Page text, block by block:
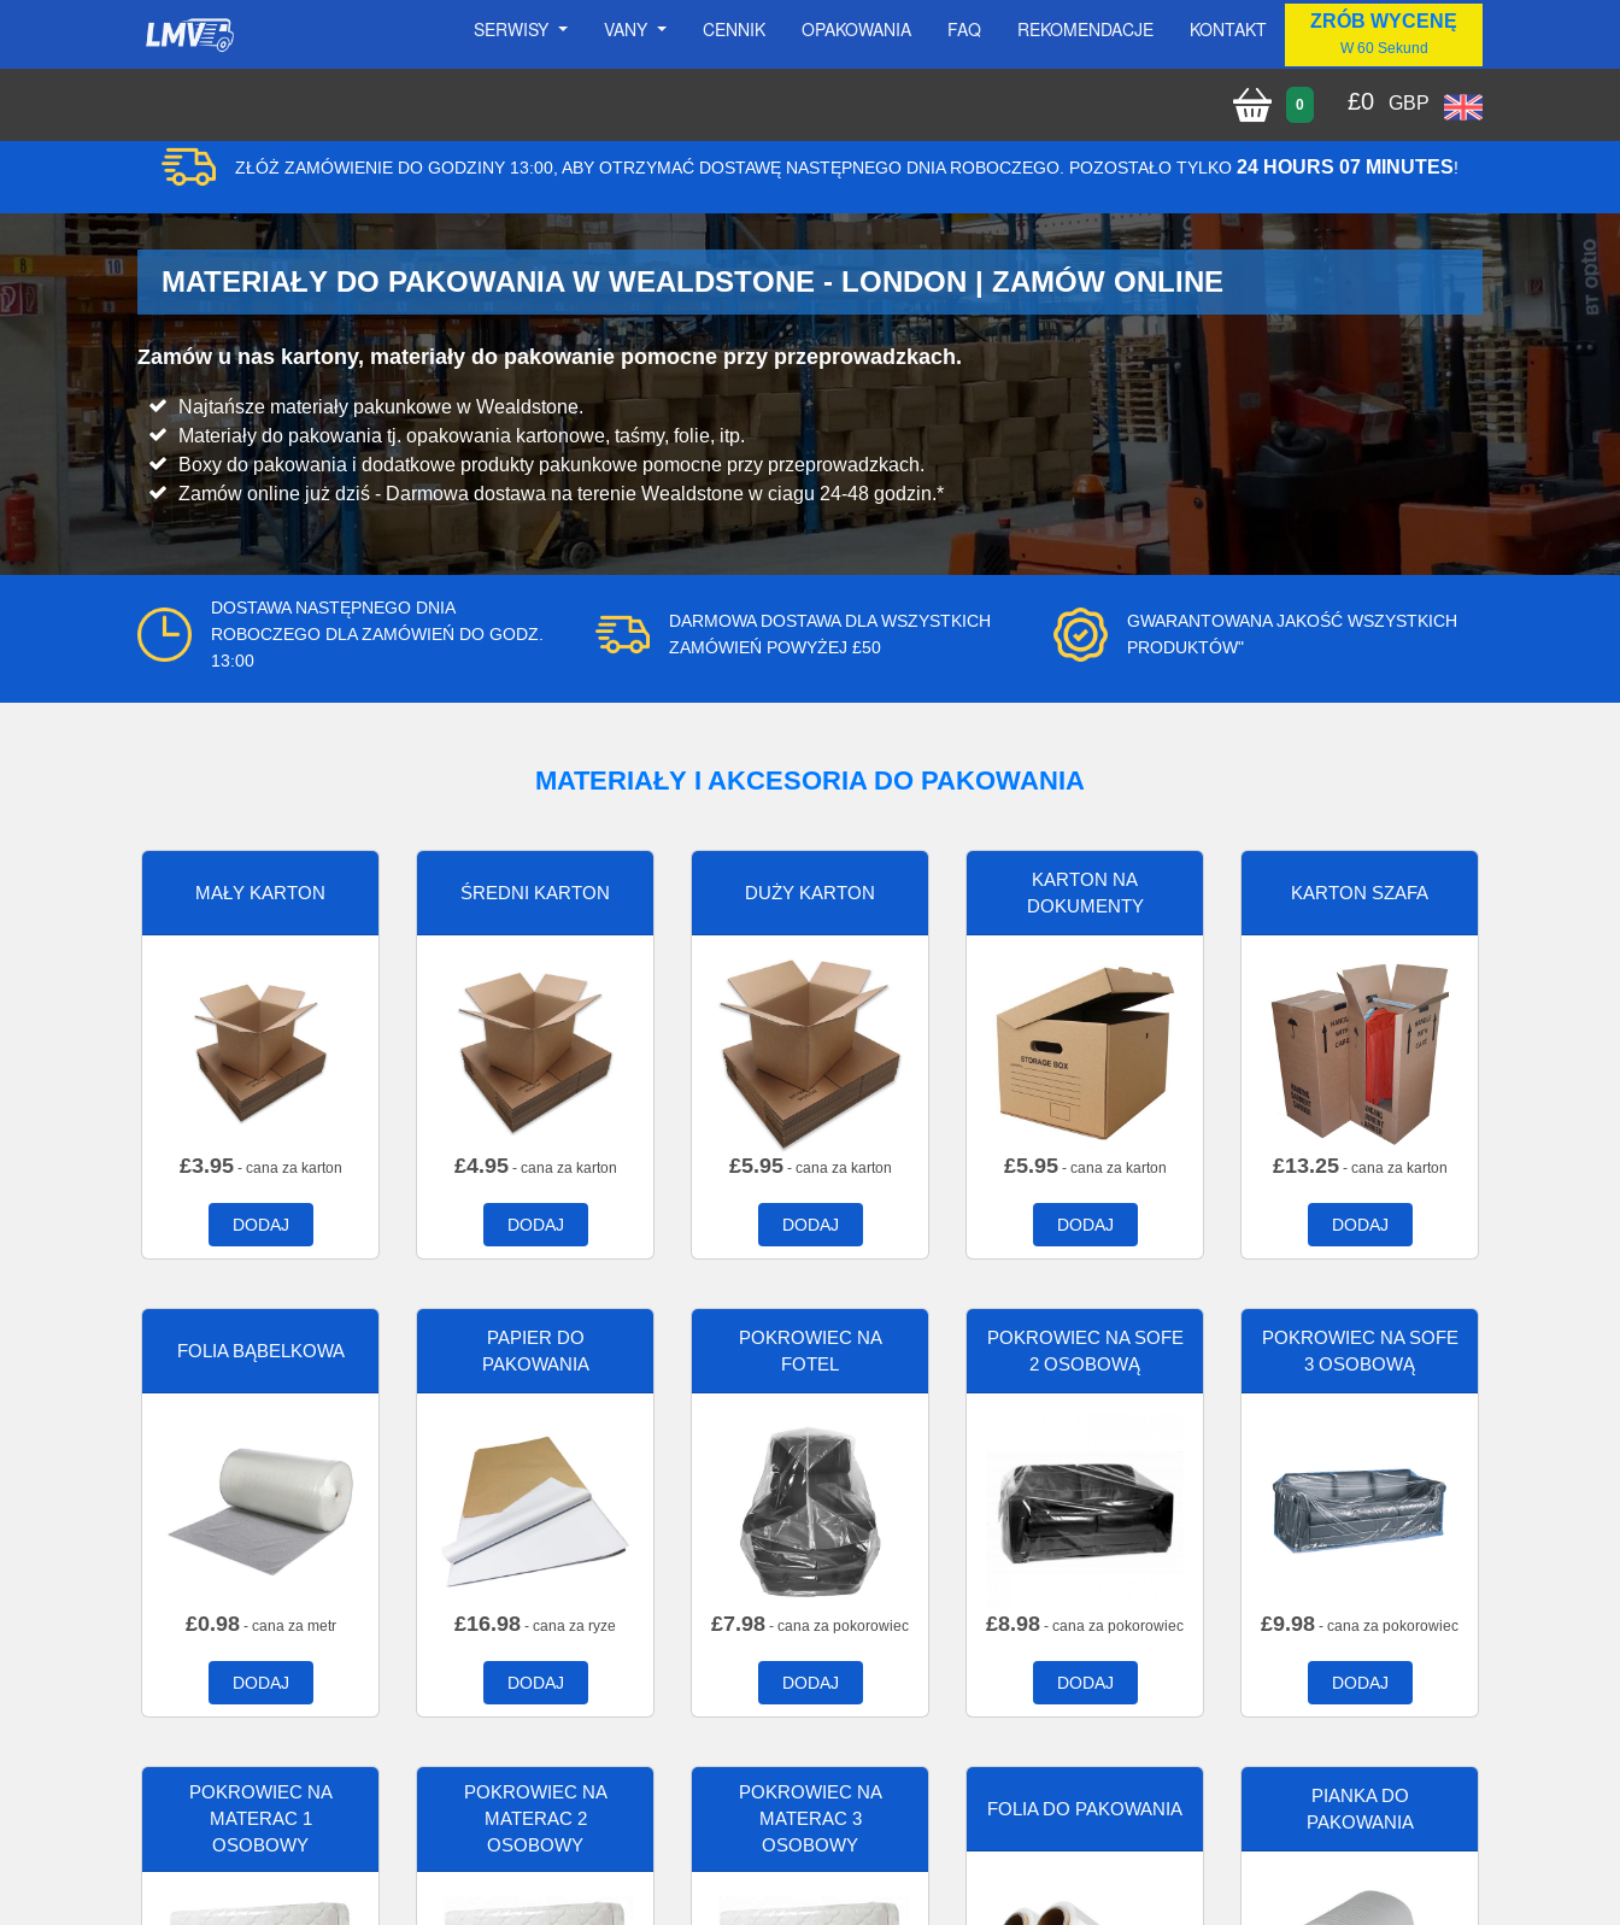
SERWISY VANY CENNIK OPAKOWANIA FAQ REKOMENDACJE KONTAKT ZRÓB WYCENĘ
W 60 Sekund
0 £0 GBP
ZŁÓŻ ZAMÓWIENIE DO GODZINY 13:00, ABY OTRZYMAĆ DOSTAWĘ NASTĘPNEGO DNIA ROBOCZEGO. POZOSTAŁO TYLKO 24 HOURS 07 MINUTES!
MATERIAŁY DO PAKOWANIA W WEALDSTONE - LONDON | ZAMÓW ONLINE
Zamów u nas kartony, materiały do pakowanie pomocne przy przeprowadzkach.
Najtańsze materiały pakunkowe w Wealdstone.
Materiały do pakowania tj. opakowania kartonowe, taśmy, folie, itp.
Boxy do pakowania i dodatkowe produkty pakunkowe pomocne przy przeprowadzkach.
Zamów online już dziś - Darmowa dostawa na terenie Wealdstone w ciagu 24-48 godzin.*
DOSTAWA NASTĘPNEGO DNIA
ROBOCZEGO DLA ZAMÓWIEŃ DO GODZ.
13:00
DARMOWA DOSTAWA DLA WSZYSTKICH
ZAMÓWIEŃ POWYŻEJ £50
GWARANTOWANA JAKOŚĆ WSZYSTKICH
PRODUKTÓW"
MATERIAŁY I AKCESORIA DO PAKOWANIA
MAŁY KARTON
£3.95- cana za karton
DODAJ
ŚREDNI KARTON
£4.95- cana za karton
DODAJ
DUŻY KARTON
£5.95- cana za karton
DODAJ
KARTON NA
DOKUMENTY
£5.95- cana za karton
DODAJ
KARTON SZAFA
£13.25- cana za karton
DODAJ
FOLIA BĄBELKOWA
£0.98- cana za metr
DODAJ
PAPIER DO
PAKOWANIA
£16.98 - cana za ryze
DODAJ
POKROWIEC NA
FOTEL
£7.98 - cana za pokorowiec
DODAJ
POKROWIEC NA SOFE
2 OSOBOWĄ
£8.98 - cana za pokorowiec
DODAJ
POKROWIEC NA SOFE
3 OSOBOWĄ
£9.98 - cana za pokorowiec
DODAJ
POKROWIEC NA
MATERAC 1
OSOBOWY
POKROWIEC NA
MATERAC 2
OSOBOWY
POKROWIEC NA
MATERAC 3
OSOBOWY
FOLIA DO PAKOWANIA
PIANKA DO
PAKOWANIA